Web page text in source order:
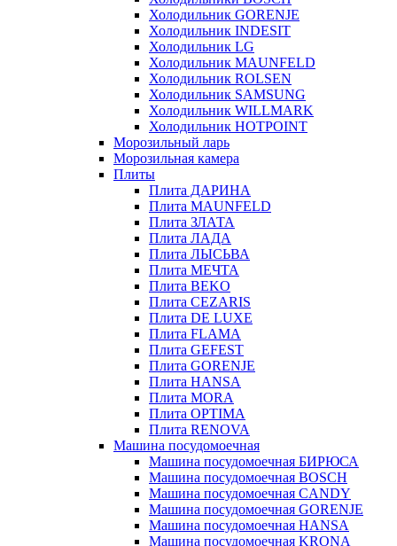
Холодильник GORENJE
Холодильник INDESIT
Холодильник LG
Холодильник MAUNFELD
Холодильник ROLSEN
Холодильник SAMSUNG
Холодильник WILLMARK
Холодильник HOTPOINT
Морозильный ларь
Морозильная камера
Плиты
Плита ДАРИНА
Плита MAUNFELD
Плита ЗЛАТА
Плита ЛАДА
Плита ЛЫСЬВА
Плита МЕЧТА
Плита BEKO
Плита CEZARIS
Плита DE LUXE
Плита FLAMA
Плита GEFEST
Плита GORENJE
Плита HANSA
Плита MORA
Плита OPTIMA
Плита RENOVA
Машина посудомоечная
Машина посудомоечная БИРЮСА
Машина посудомоечная BOSCH
Машина посудомоечная CANDY
Машина посудомоечная GORENJE
Машина посудомоечная HANSA
Машина посудомоечная KRONA